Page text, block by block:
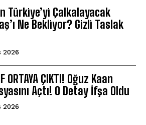
Türkiye’yi Çalkalayacak
Ne Bekliyor? Gizli Taslak
2026
ORTAYA ÇIKTI! Oğuz Kaan
Açtı! O Detay İfşa Oldu
2026